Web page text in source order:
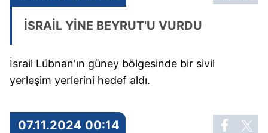
İSRAİL YİNE BEYRUT'U VURDU
İsrail Lübnan'ın güney bölgesinde bir sivil
yerleşim yerlerini hedef aldı.
07.11.2024 00:14